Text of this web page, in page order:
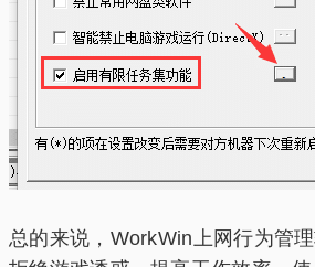
总的来说，WorkWin上网行为管